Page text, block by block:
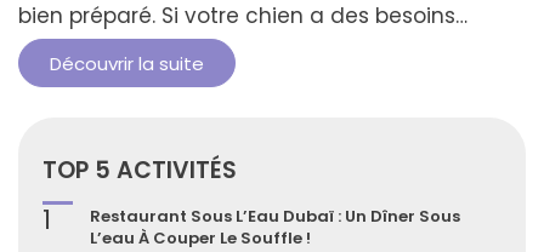
bien préparé. Si votre chien a des besoins
spécifiques ou des problèmes de santé,
assurez-vous de les prendre en compte dans
à quatre pattes en vaut la peine. Cependant,
un tel …
Découvrir la suite
TOP 5 ACTIVITÉS
1
Restaurant Sous L’Eau Dubaï : Un Dîner Sous
L’eau À Couper Le Souffle !